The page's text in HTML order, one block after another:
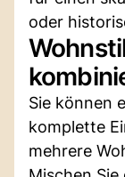
oder
Sie können
komplette
mehrere